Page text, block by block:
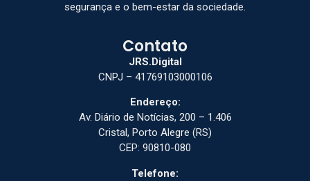
segurança e o bem-estar da sociedade.
Contato
JRS.Digital
CNPJ – 41769103000106
Endereço:
Av. Diário de Notícias, 200 – 1.406
Cristal, Porto Alegre (RS)
CEP: 90810-080
Telefone: